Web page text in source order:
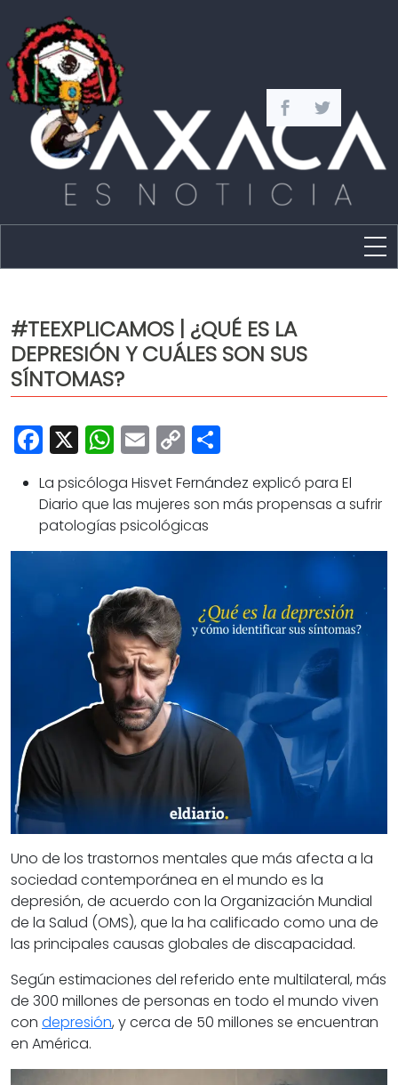
Capital
Policíaca
Cultura
Deportes
Opinión
#TEEXPLICAMOS | ¿QUÉ ES LA
DEPRESIÓN Y CUÁLES SON SUS
SÍNTOMAS?
Facebook
X WhatsApp
Email
Copy
Link
La psicóloga Hisvet Fernández explicó para El
Diario que las mujeres son más propensas a sufrir
patologías psicológicas
Uno de los trastornos mentales que más afecta a la
sociedad contemporánea en el mundo es la
depresión, de acuerdo con la Organización Mundial
de la Salud (OMS), que la ha calificado como una de
las principales causas globales de discapacidad.
Según estimaciones del referido ente multilateral, más
de 300 millones de personas en todo el mundo viven
con depresión, y cerca de 50 millones se encuentran
en América.